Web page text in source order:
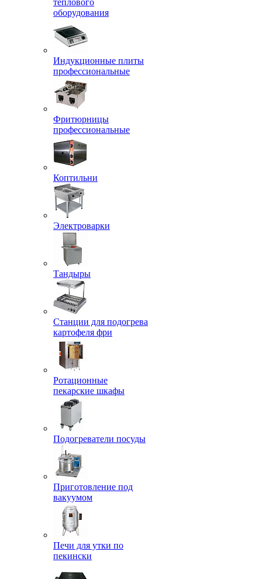
оборудования
Индукционные плиты
профессиональные
Фритюрницы
профессиональные
Коптильни
Электроварки
Тандыры
Станции для подогрева
картофеля фри
Ротационные
пекарские шкафы
Подогреватели посуды
Приготовление под
вакуумом
Печи для утки по
пекински